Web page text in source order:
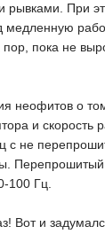
При
пока не
неофитов о
и
с не
100 Гц.
Вот и